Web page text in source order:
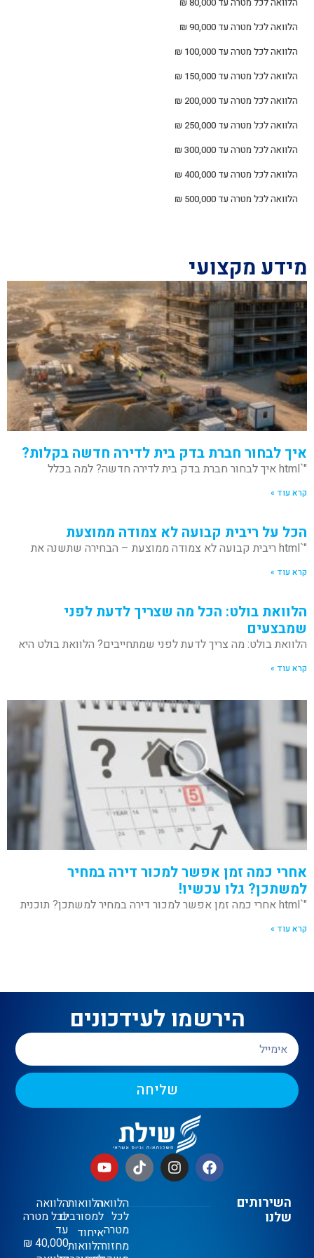
הלוואה לכל מטרה עד 90,000 ₪
הלוואה לכל מטרה עד 100,000 ₪
הלוואה לכל מטרה עד 150,000 ₪
הלוואה לכל מטרה עד 200,000 ₪
הלוואה לכל מטרה עד 250,000 ₪
הלוואה לכל מטרה עד 300,000 ₪
הלוואה לכל מטרה עד 400,000 ₪
הלוואה לכל מטרה עד 500,000 ₪
מידע מקצועי
איך לבחור חברת בדק בית לדירה חדשה בקלות?
"`html איך לבחור חברת בדק בית לדירה חדשה? למה בכלל
קרא עוד »
הכל על ריבית קבועה לא צמודה ממוצעת
"`html ריבית קבועה לא צמודה ממוצעת – הבחירה שתשנה את
קרא עוד »
הלוואת בולט: הכל מה שצריך לדעת לפני
שמבצעים
הלוואת בולט: מה צריך לדעת לפני שמתחייבים? הלוואת בולט היא
קרא עוד »
אחרי כמה זמן אפשר למכור דירה במחיר
למשתכן? גלו עכשיו!
"`html אחרי כמה זמן אפשר למכור דירה במחיר למשתכן? תוכנית
קרא עוד »
הירשמו לעידכונים
שליחה
השירותים
שלנו
הלוואה
לכל
מטרה
מחזור
הלוואות
למסורבים
איחוד
הלוואות
הלוואה
לכל מטרה
עד
40,000 ₪